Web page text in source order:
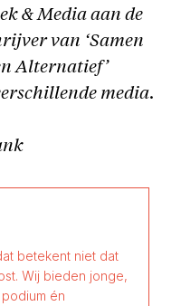
& Media aan de
van ‘Samen
Alternatief’
media.
betekent niet dat
Wij bieden jonge,
én